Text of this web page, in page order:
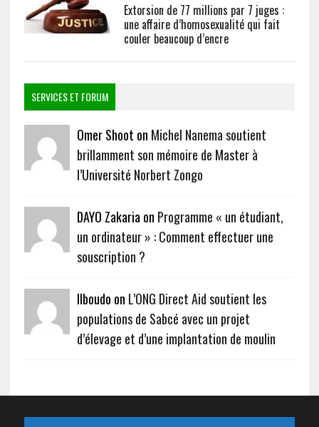
Extorsion de 77 millions par 7 juges :
une affaire d’homosexualité qui fait
couler beaucoup d’encre
SERVICES ET FORUM
Omer Shoot on Michel Nanema soutient
brillamment son mémoire de Master à
l’Université Norbert Zongo
DAYO Zakaria on Programme « un étudiant,
un ordinateur » : Comment effectuer une
souscription ?
Ilboudo on L’ONG Direct Aid soutient les
populations de Sabcé avec un projet
d’élevage et d’une implantation de moulin